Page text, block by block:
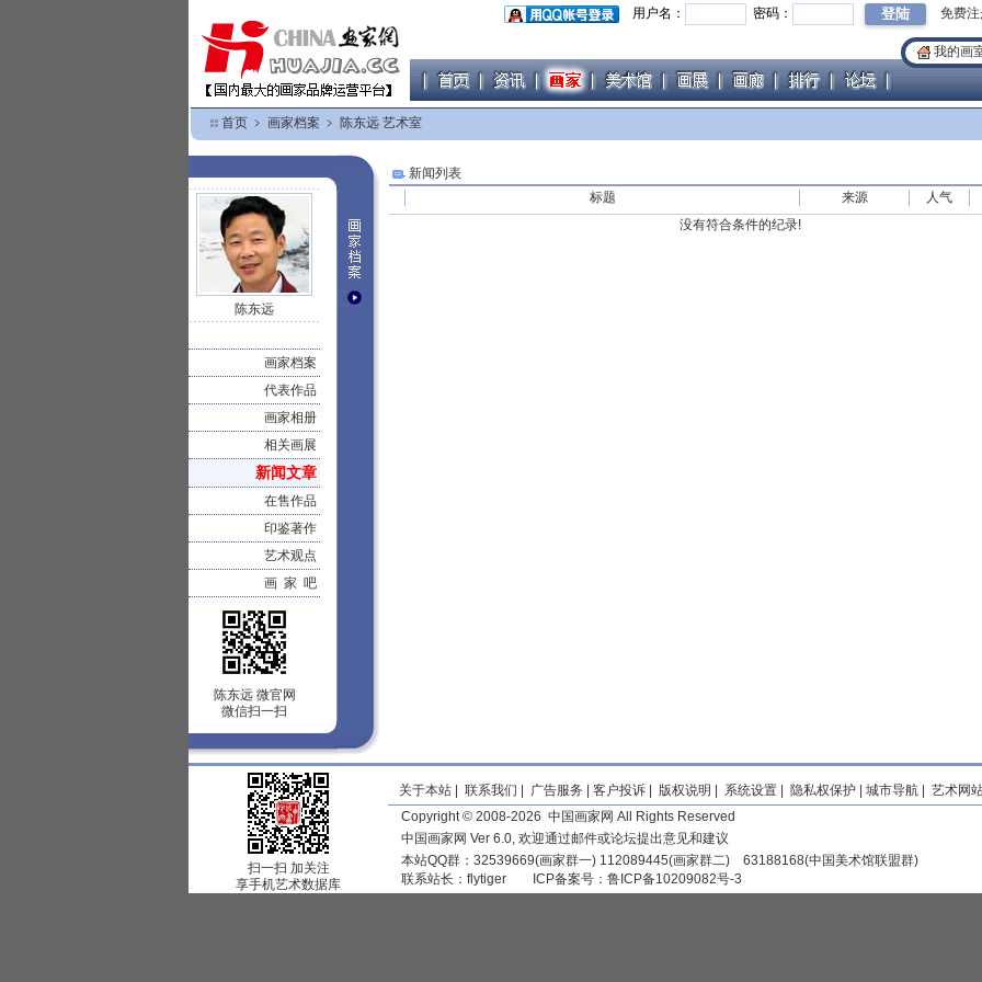
用户名： 密码： 免费
我的画
首页 ﹥ 画家档案 ﹥ 陈东远 艺术室
陈东远
画家档案
代表作品
画家相册
相关画展
新闻文章
在售作品
印鉴著作
艺术观点
画 家 吧
陈东远 微官网
微信扫一扫
新闻列表
标题
来源
人气
没有符合条件的纪录!
扫一扫 加关注
享手机艺术数据库
关于本站 联系我们 广告服务 客户投诉 版权说明 系统设置 隐私权保护 城市导航
艺术网
Copyright © 2008-2026 中国画家网 All Rights Reserved
中国画家网 Ver 6.0, 欢迎通过邮件或论坛提出意见和建议
本站QQ群：32539669(画家群一) 112089445(画家群二) 63188168(中国美术馆联盟群)
联系站长： flytiger ICP备案号： 鲁ICP备10209082号-3